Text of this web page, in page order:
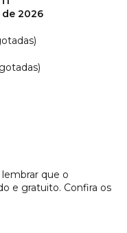
2026
que o
e gratuito. Confira os